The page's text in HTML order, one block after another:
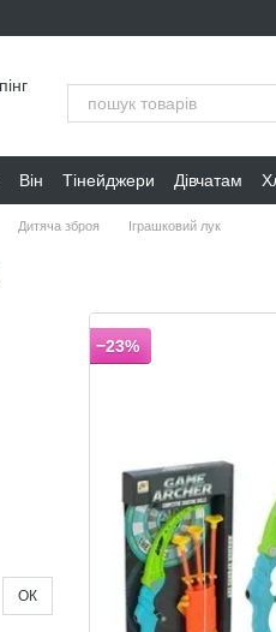
Він Тінейджери Дівчатам
Дитяча зброя Іграшковий лук
−23%
ОК